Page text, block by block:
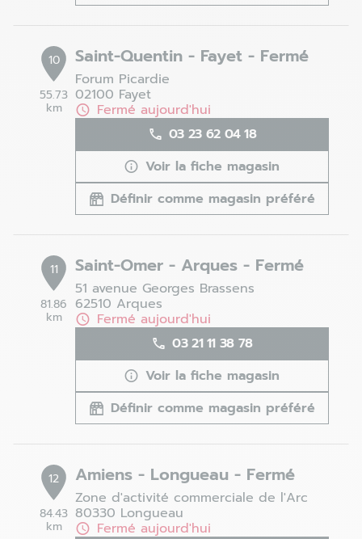
10
55.73
km
Saint-Quentin - Fayet - Fermé
Forum Picardie
02100 Fayet
Fermé aujourd'hui
03 23 62 04 18
Voir la fiche magasin
Définir comme magasin préféré
11
81.86
km
Saint-Omer - Arques - Fermé
51 avenue Georges Brassens
62510 Arques
Fermé aujourd'hui
03 21 11 38 78
Voir la fiche magasin
Définir comme magasin préféré
12
84.43
km
Amiens - Longueau - Fermé
Zone d'activité commerciale de l'Arc
80330 Longueau
Fermé aujourd'hui